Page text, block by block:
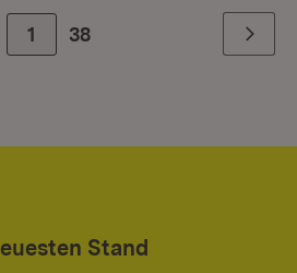
Zur Seite
1 38 Weiter
Stand